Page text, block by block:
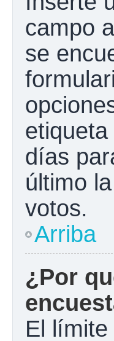
campo
se
días
último
votos.
Arriba
¿Por
El